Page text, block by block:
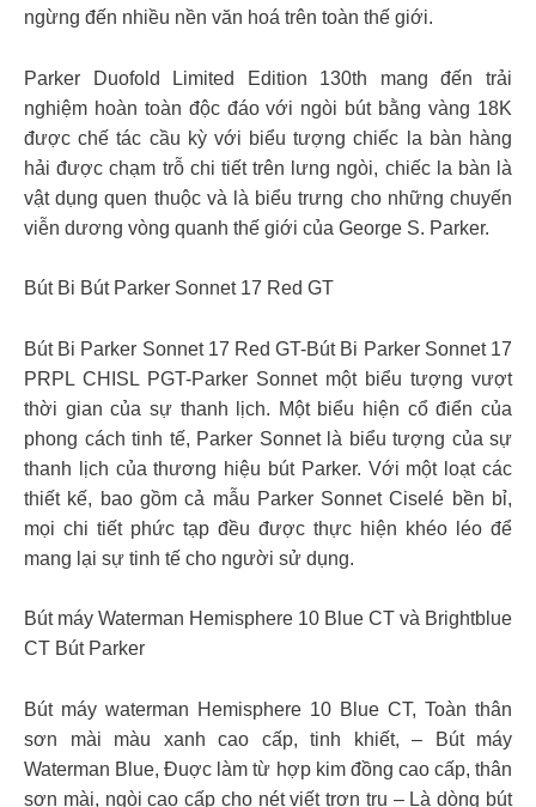
ngừng đến nhiều nền văn hoá trên toàn thế giới.
Parker Duofold Limited Edition 130th mang đến trải
nghiệm hoàn toàn độc đáo với ngòi bút bằng vàng 18K
được chế tác cầu kỳ với biểu tượng chiếc la bàn hàng
hải được chạm trỗ chi tiết trên lưng ngòi, chiếc la bàn là
vật dụng quen thuộc và là biểu trưng cho những chuyến
viễn dương vòng quanh thế giới của George S. Parker.
Bút Bi Bút Parker Sonnet 17 Red GT
Bút Bi Parker Sonnet 17 Red GT-Bút Bi Parker Sonnet 17
PRPL CHISL PGT-Parker Sonnet một biểu tượng vượt
thời gian của sự thanh lịch. Một biểu hiện cổ điển của
phong cách tinh tế, Parker Sonnet là biểu tượng của sự
thanh lịch của thương hiệu bút Parker. Với một loạt các
thiết kế, bao gồm cả mẫu Parker Sonnet Ciselé bền bỉ,
mọi chi tiết phức tạp đều được thực hiện khéo léo để
mang lại sự tinh tế cho người sử dụng.
Bút máy Waterman Hemisphere 10 Blue CT và Brightblue
CT Bút Parker
Bút máy waterman Hemisphere 10 Blue CT, Toàn thân
sơn mài màu xanh cao cấp, tinh khiết, – Bút máy
Waterman Blue, Đuợc làm từ hợp kim đồng cao cấp, thân
sơn mài, ngòi cao cấp cho nét viết trơn tru – Là dòng bút